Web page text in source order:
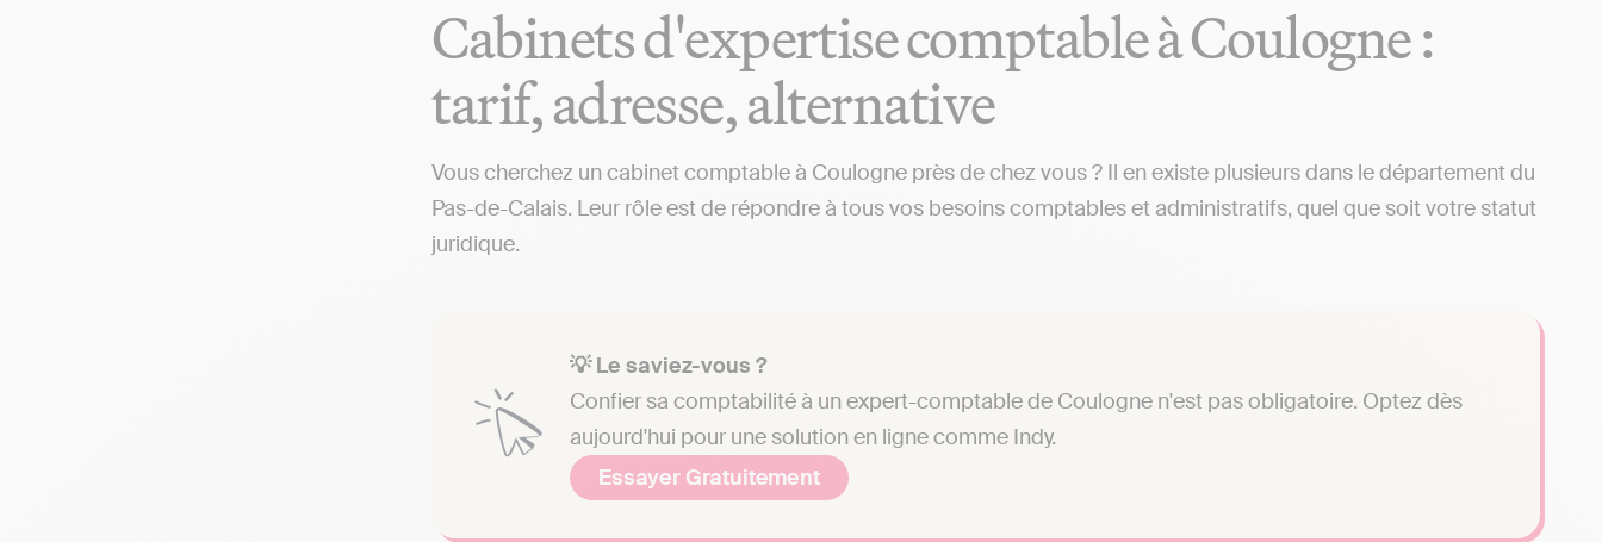
Cabinets d'expertise comptable à Coulogne :
tarif, adresse, alternative
Vous cherchez un cabinet comptable à Coulogne près de chez vous ? Il en existe plusieurs dans le département du
Pas-de-Calais. Leur rôle est de répondre à tous vos besoins comptables et administratifs, quel que soit votre statut
juridique.
💡 Le saviez-vous ?
Confier sa comptabilité à un expert-comptable de Coulogne n'est pas obligatoire. Optez dès
aujourd'hui pour une solution en ligne comme Indy.
Essayer Gratuitement